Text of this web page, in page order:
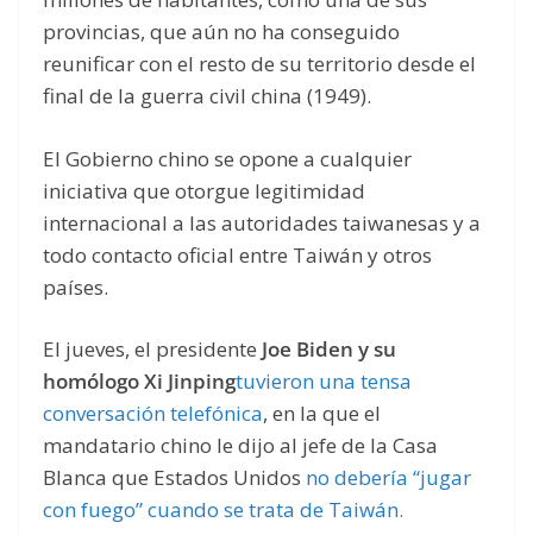
provincias, que aún no ha conseguido
reunificar con el resto de su territorio desde el
final de la guerra civil china (1949).
El Gobierno chino se opone a cualquier
iniciativa que otorgue legitimidad
internacional a las autoridades taiwanesas y a
todo contacto oficial entre Taiwán y otros
países.
El jueves, el presidente Joe Biden y su
homólogo Xi Jinpingtuvieron una tensa
conversación telefónica, en la que el
mandatario chino le dijo al jefe de la Casa
Blanca que Estados Unidos no debería “jugar
con fuego” cuando se trata de Taiwán.